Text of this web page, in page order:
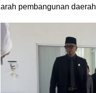
arah pembangunan